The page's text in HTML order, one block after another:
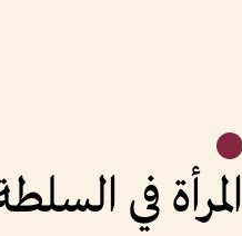
المرأة في